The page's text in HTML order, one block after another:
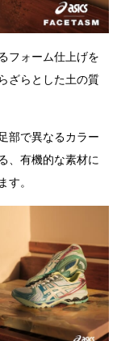
フォーム仕上げを
ざらとした土の質
部で異なるカラー
、有機的な素材に
す。